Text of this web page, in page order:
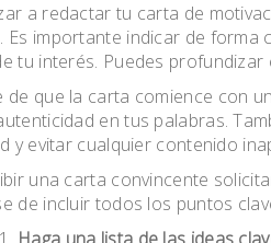
a redactar tu carta de
Es importante indicar de forma
tu interés. Puedes
de que la carta comience con
en tus palabras.
y evitar cualquier contenido
una carta convincente
de incluir todos los puntos